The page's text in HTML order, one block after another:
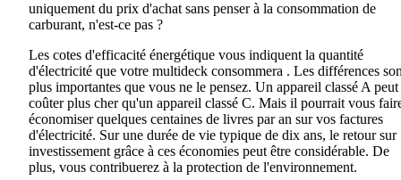
uniquement du prix d'achat sans penser à la consommation de
carburant, n'est-ce pas ?
Les cotes d'efficacité énergétique vous indiquent la quantité
d'électricité que votre multideck consommera . Les différences
plus importantes que vous ne le pensez. Un appareil classé A peut
coûter plus cher qu'un appareil classé C. Mais il pourrait vous
économiser quelques centaines de livres par an survos factures
d'électricité. Sur une durée de vie typique de dix ans, le retour sur
investissement grâce à ces économies peut être considérable. De
plus, vous contribuerez à la protection de l'environnement.